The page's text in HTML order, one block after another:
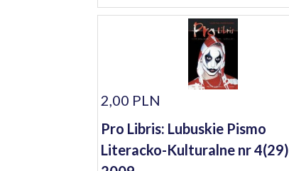
2,00 PLN
Pro Libris: Lubuskie Pismo
Literacko-Kulturalne nr 4(29)